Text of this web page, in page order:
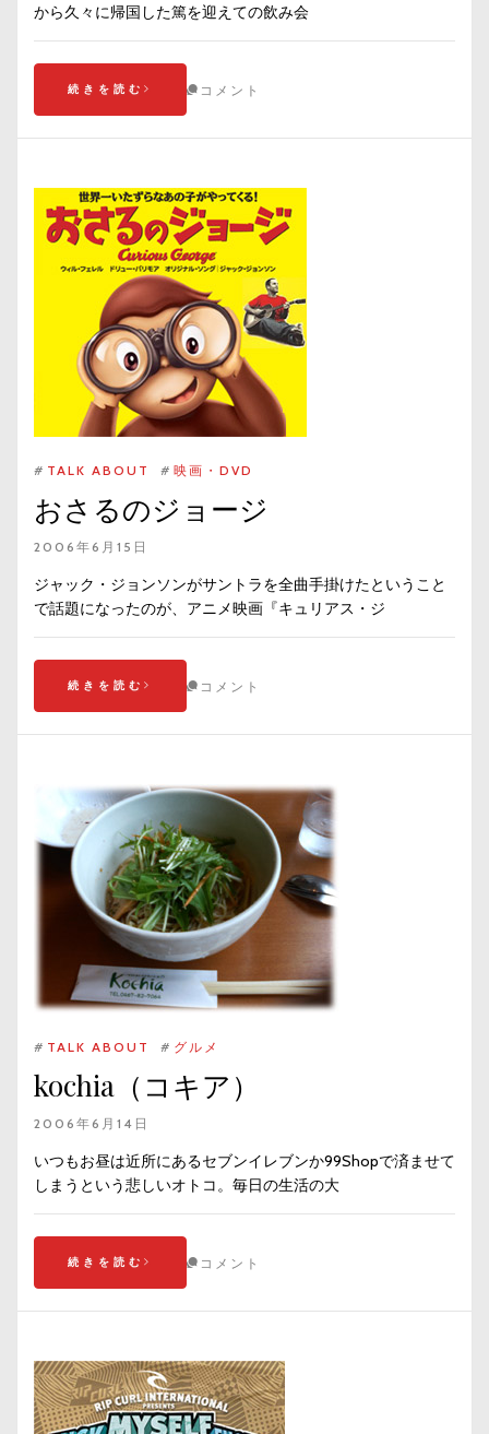
から久々に帰国した篤を迎えての飲み会
続きを読む コメント
# TALK ABOUT # 映画・DVD
おさるのジョージ
2006年6月15日
ジャック・ジョンソンがサントラを全曲手掛けたということ
で話題になったのが、アニメ映画『キュリアス・ジ
続きを読む コメント
# TALK ABOUT # グルメ
kochia（コキア）
2006年6月14日
いつもお昼は近所にあるセブンイレブンか99Shopで済ませて
しまうという悲しいオトコ。毎日の生活の大
続きを読む コメント